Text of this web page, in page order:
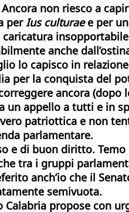
non riesco a
per Ius culturae e per
anche
lo capisco in
per la conquista del
ancora
un appello a tutti e in
patriottica e non
parlamentare.
e di buon diritto.
tra i gruppi
anch’io che il
semivuota.
propose con